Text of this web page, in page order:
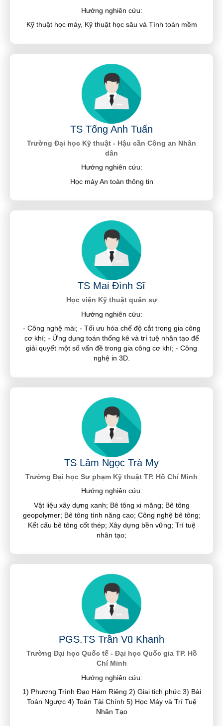
Hướng nghiên cứu:
Kỹ thuật học máy, Kỹ thuật học sâu và Tính toán mềm
TS Tống Anh Tuấn
Trường Đại học Kỹ thuật - Hậu cần Công an Nhân
dân
Hướng nghiên cứu:
Học máy An toàn thông tin
TS Mai Đình Sĩ
Học viện Kỹ thuật quân sự
Hướng nghiên cứu:
- Công nghệ mài; - Tối ưu hóa chế độ cắt trong gia công
cơ khí; - Ứng dụng toán thống kê và trí tuệ nhân tạo để
giải quyết một số vấn đề trong gia công cơ khí; - Công
nghệ in 3D.
TS Lâm Ngọc Trà My
Trường Đại học Sư phạm Kỹ thuật TP. Hồ Chí Minh
Hướng nghiên cứu:
Vật liệu xây dựng xanh; Bê tông xi măng; Bê tông
geopolymer; Bê tông tính năng cao; Công nghệ bê tông;
Kết cấu bê tông cốt thép; Xây dựng bền vững; Trí tuệ
nhân tạo;
PGS.TS Trần Vũ Khanh
Trường Đại học Quốc tế - Đại học Quốc gia TP. Hồ
Chí Minh
Hướng nghiên cứu:
1) Phương Trình Đạo Hàm Riêng 2) Giai tich phức 3) Bài
Toán Ngược 4) Toán Tài Chính 5) Học Máy và Trí Tuệ
Nhân Tạo